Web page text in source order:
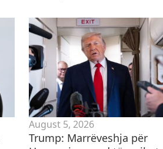
August 5, 2026
Trump: Marrëveshja për